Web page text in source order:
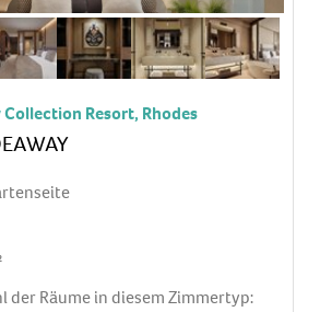
Resort, Rhodes
der Räume in diesem Zimmertyp: